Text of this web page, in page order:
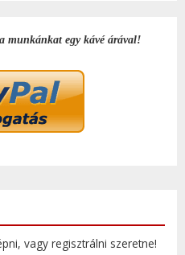
munkánkat egy kávé árával!
vagy regisztrálni szeretne!